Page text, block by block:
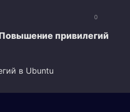
0
привилегий
в Ubuntu